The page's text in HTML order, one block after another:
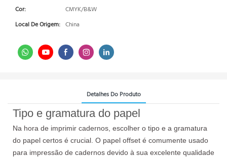
Cor:
CMYK/B&W
Local De Origem: China
Detalhes Do Produto
Tipo e gramatura do papel
Na hora de imprimir cadernos, escolher o tipo e a gramatura
do papel certos é crucial. O papel offset é comumente usado
para impressão de cadernos devido à sua excelente qualidade